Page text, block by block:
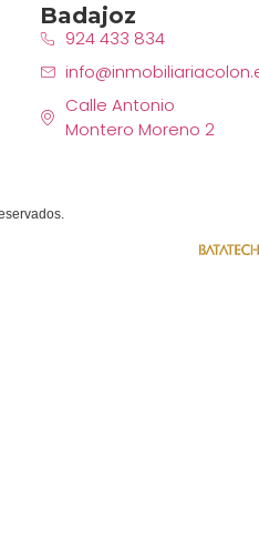
Badajoz
924 433 834
Calle Antonio
Montero Moreno 2